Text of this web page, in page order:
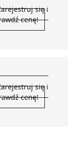
się i
cenę!
się i
cenę!